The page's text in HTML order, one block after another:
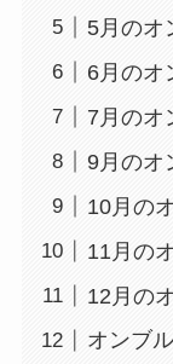
5月の
6月の
7月の
9月の
10月の
11月の
12月の
オンブ